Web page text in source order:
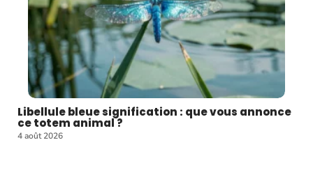
Libellule bleue signification : que vous annonce
ce totem animal ?
4 août 2026